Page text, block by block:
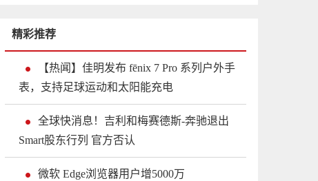
精彩推荐
【热闻】佳明发布 fēnix 7 Pro 系列户外手
表，支持足球运动和太阳能充电
全球快消息！吉利和梅赛德斯-奔驰退出
Smart股东行列 官方否认
微软 Edge浏览器用户增5000万